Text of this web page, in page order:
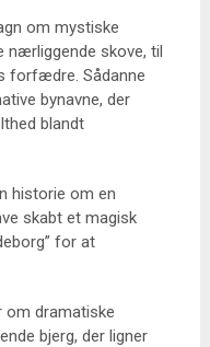
om mystiske
nærliggende skove, til
forfædre. Sådanne
bynavne, der
blandt
historie om en
skabt et magisk
for at
dramatiske
bjerg, der ligner